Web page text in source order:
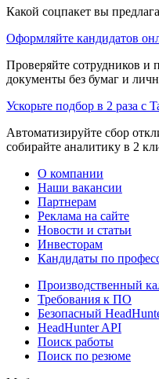
Какой соцпакет вы
Оформляйте кандидатов
Проверяйте сотрудников и
документы без бумаг и
Ускорьте подбор в 2 раза с
Автоматизируйте сбор
собирайте аналитику в 2
О компании
Наши вакансии
Партнерам
Реклама на сайте
Новости и статьи
Инвесторам
Кандидаты по
Производственный
Требования к ПО
Безопасный
HeadHunter API
Поиск работы
Поиск по резюме